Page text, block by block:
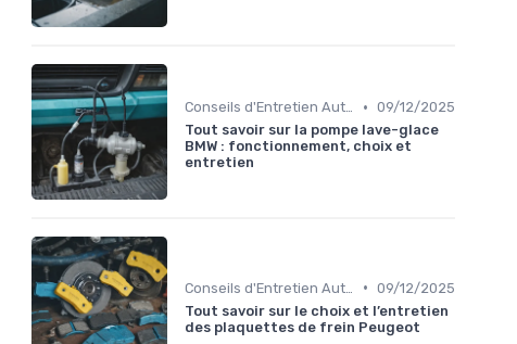
Conseils d'Entretien Auto • 09/12/2025
Tout savoir sur la pompe lave-glace
BMW : fonctionnement, choix et
entretien
• 09/12/2025
Tout savoir sur le choix et l’entretien
des plaquettes de frein Peugeot